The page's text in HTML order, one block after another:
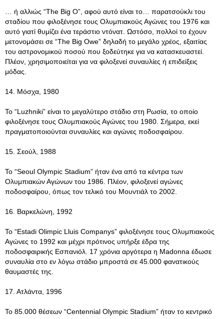
… ή αλλιώς “The Big O”, αφού αυτό είναι το… παρατσούκλι του
σταδίου που φιλοξένησε τους Ολυμπιακούς Αγώνες του 1976 και
αυτό γιατί θυμίζει ένα τεράστιο ντόνατ. Ωστόσο, πολλοί το έχουν
μετονομάσει σε “The Big Owe” δηλαδή το μεγάλο χρέος, εξαιτίας
του αστρονομικού ποσού που ξοδεύτηκε για να κατασκευαστεί.
Πλέον, χρησιμοποιείται για να φιλοξενεί συναυλίες ή επιδείξεις
μόδας.
14. Μόσχα, 1980
Το “Luzhniki” είναι το μεγαλύτερο στάδιο στη Ρωσία, το οποίο
φιλοξένησε τους Ολυμπιακούς Αγώνες του 1980. Σήμερα, εκεί
πραγματοποιούνται συναυλίες και αγώνες ποδοσφαίρου.
15. Σεούλ, 1988
Το “Seoul Olympic Stadium” ήταν ένα από τα κέντρα των
Ολυμπιακών Αγώνων του 1986. Πλέον, φιλοξενεί αγώνες
ποδοσφαίρου, όπως τον τελικό του Μουντιάλ το 2002.
16. Βαρκελώνη, 1992
Το “Estadi Olimpic Lluis Companys” φιλοξένησε τους Ολυμπιακούς
Αγώνες το 1992 και μέχρι πρότινος υπήρξε έδρα της
ποδοσφαιρικής Εσπανιόλ. 17 χρόνια αργότερα η Madonna έδωσε
συναυλία στο εν λόγω στάδιο μπροστά σε 45.000 φανατικούς
θαυμαστές της.
17. Ατλάντα, 1996
Το 85.000 θέσεων “Centennial Olympic Stadium” ήταν το κεντρικό